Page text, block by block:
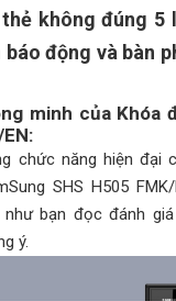
không đúng 5
động và bàn
minh của Khóa
chức năng hiện đại
SHS H505
như bạn đọc đánh
ý.